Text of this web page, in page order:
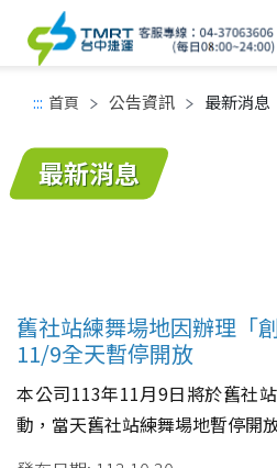
::: 中間主要內容區
首頁 公告資訊 最新消息
最新消息
舊社站練舞場地因辦理「
11/9全天暫停開放
本公司113年11月9日將於舊社
動，當天舊社站練舞場地暫停開